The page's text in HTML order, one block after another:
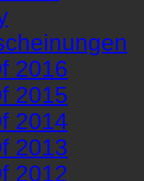
2016
2015
2014
2013
2012